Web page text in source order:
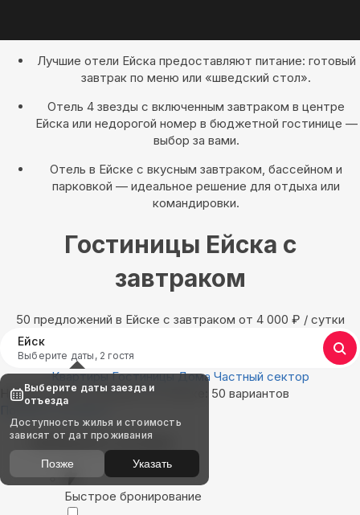
Лучшие отели Ейска предоставляют питание: готовый
завтрак по меню или «шведский стол».
Отель 4 звезды с включенным завтраком в центре
Ейска или недорогой номер в бюджетной гостинице —
выбор за вами.
Отель в Ейске с вкусным завтраком, бассейном и
парковкой — идеальное решение для отдыха или
командировки.
Гостиницы Ейска с
завтраком
50 предложений в Ейске с завтраком oт 4 000 ₽ / сутки
Ейск
Выберите даты, 2 гостя
Квартиры Гостиницы Дома Частный сектор
Найдём, где остановиться в Ейске: 50 вариантов
Показать на карте
Выбирайте лучшее
Быстрое бронирование
Выберите даты заезда и
отъезда
Доступность жилья и стоимость
зависят от дат проживания
Позже Указать